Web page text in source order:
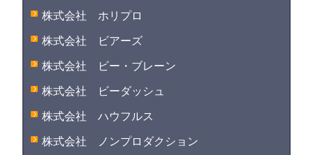
株式会社 ホリプロ
株式会社 ビアーズ
株式会社 ビー・ブレーン
株式会社 ビーダッシュ
株式会社 ハウフルス
株式会社 ノンプロダクション